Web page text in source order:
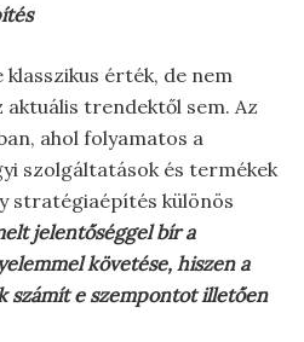
érték, de nem
trendektől sem. Az
ahol folyamatos a
szolgáltatások és termékek
stratégiaépítés különös
jelentőséggel bír a
követése, hiszen a
számít e szempontot illetően